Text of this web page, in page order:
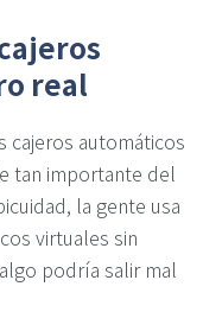
real
cajeros automáticos
tan importante del
la gente usa
virtuales sin
podría salir mal